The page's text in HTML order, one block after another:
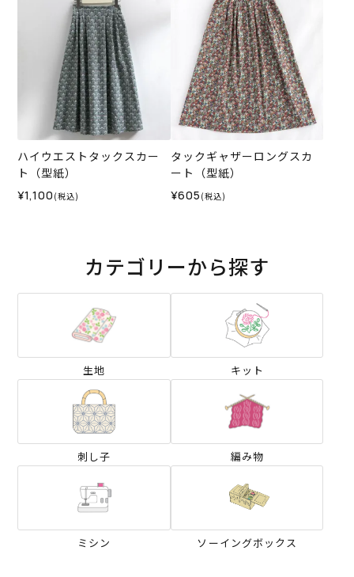
ハイウエストタックスカー
ト（型紙）
¥1,100 (税込)
タックギャザーロングスカ
ート（型紙）
¥605 (税込)
カテゴリーから探す
生地 キット
刺し子 編み物
ミシン ソーイングボックス